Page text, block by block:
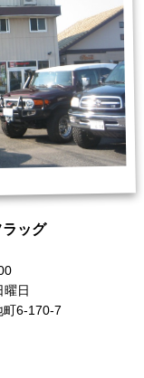
ッグ
曜日
町6-170-7